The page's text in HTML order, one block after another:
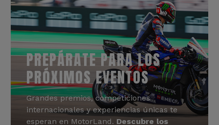
PREPÁRATE PARA LOS
PRÓXIMOS EVENTOS
Grandes premios, competiciones
internacionales y experiencias únicas te
esperan en MotorLand. Descubre los